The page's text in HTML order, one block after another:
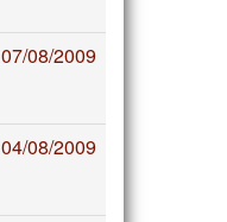
07/08/2009
04/08/2009